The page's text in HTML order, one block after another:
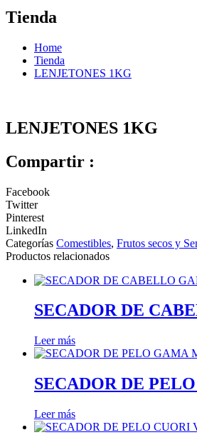
Tienda
Home
Tienda
LENJETONES 1KG
LENJETONES 1KG
Compartir :
Facebook
Twitter
Pinterest
LinkedIn
Categorías Comestibles, Frutos secos y
Productos relacionados
SECADOR DE
Leer más
SECADOR DE
Leer más